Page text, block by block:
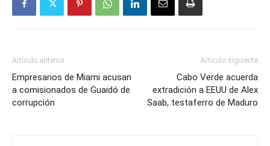
Artículo anterior
Empresarios de Miami acusan
a comisionados de Guaidó de
corrupción
Artículo siguiente
Cabo Verde acuerda
extradición a EEUU de Alex
Saab, testaferro de Maduro